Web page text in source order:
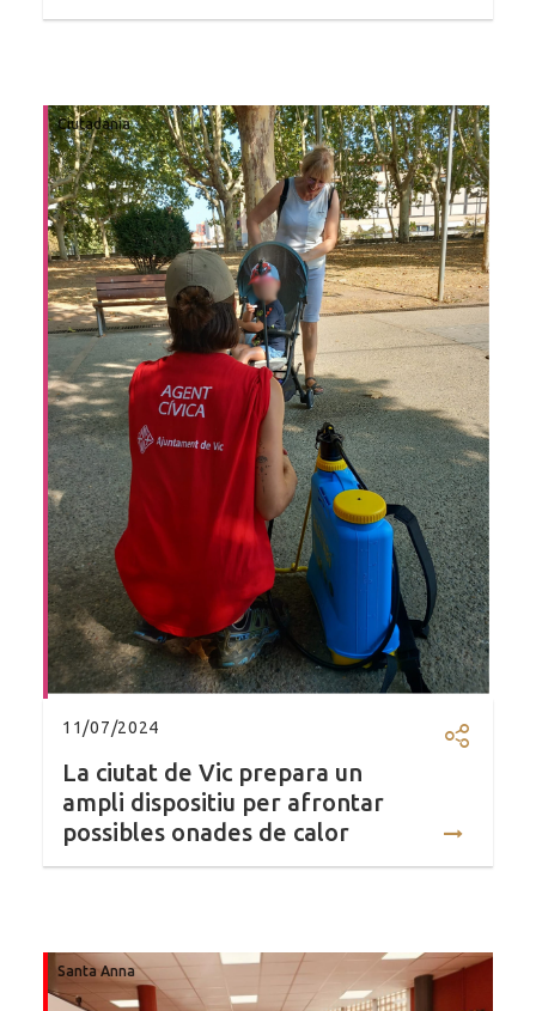
Ciutadania
11/07/2024
La ciutat de Vic prepara un
ampli dispositiu per afrontar
possibles onades de calor
Santa Anna